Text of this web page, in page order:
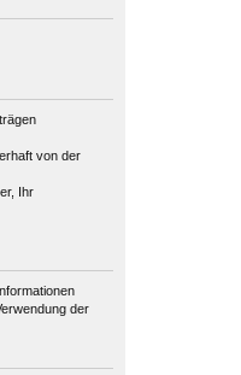
von der
Ihr
der